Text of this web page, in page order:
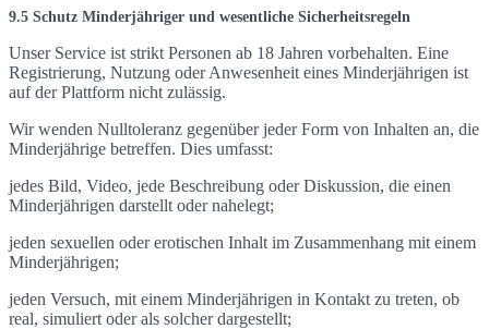
9.5 Schutz Minderjähriger und wesentliche Sicherheitsregeln
Unser Service ist strikt Personen ab 18 Jahren vorbehalten. Eine
Registrierung, Nutzung oder Anwesenheit eines Minderjährigen ist
auf der Plattform nicht zulässig.
Wir wenden Nulltoleranz gegenüber jeder Form von Inhalten an, die
Minderjährige betreffen. Dies umfasst:
jedes Bild, Video, jede Beschreibung oder Diskussion, die einen
Minderjährigen darstellt oder nahelegt;
jeden sexuellen oder erotischen Inhalt im Zusammenhang mit einem
Minderjährigen;
jeden Versuch, mit einem Minderjährigen in Kontakt zu treten, ob
real, simuliert oder als solcher dargestellt;